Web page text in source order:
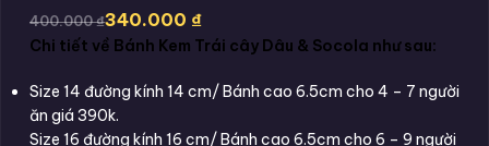
400.000₫340.000 ₫
Chi tiết về Bánh Kem Trái cây Dâu & Socola như sau:
Size 14 đường kính 14 cm/ Bánh cao 6.5cm cho 4 – 7 người
ăn giá 390k.
Size 16 đường kính 16 cm/ Bánh cao 6.5cm cho 6 – 9 người